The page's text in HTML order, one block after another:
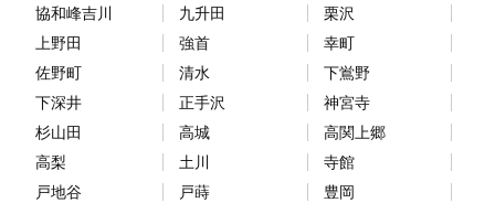
協和峰吉川
九升田
栗沢
上野田
強首
幸町
佐野町
清水
下鴬野
下深井
正手沢
神宮寺
杉山田
高城
高関上郷
高梨
土川
寺館
戸地谷
戸蒔
豊岡